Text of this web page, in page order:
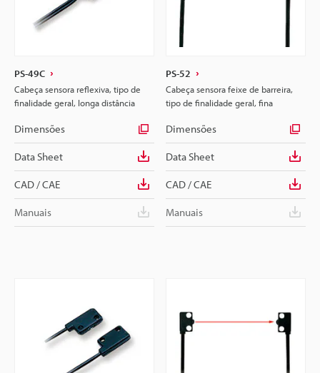
PS-49C
Cabeça sensora reflexiva, tipo de
finalidade geral, longa distância
Dimensões
Data Sheet
CAD / CAE
Manuais
PS-52
Cabeça sensora feixe de barreira,
tipo de finalidade geral, fina
Dimensões
Data Sheet
CAD / CAE
Manuais